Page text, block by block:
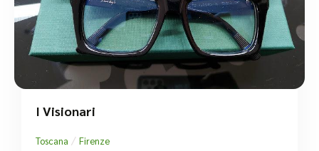
I Visionari
Toscana / Firenze